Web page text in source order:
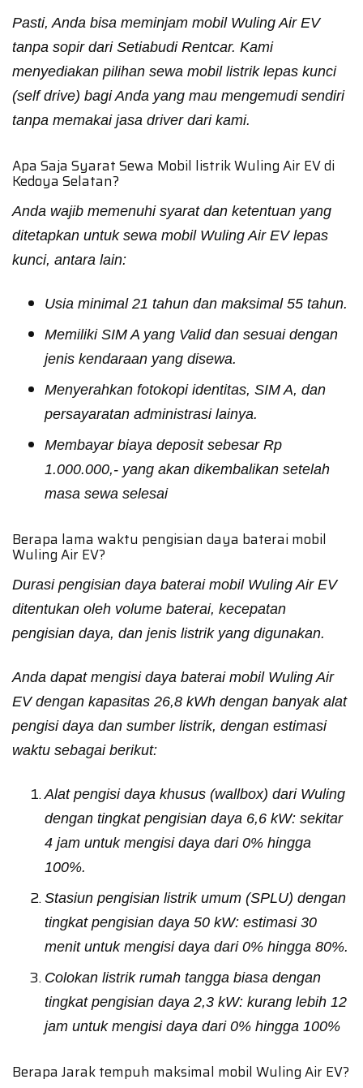
Pasti, Anda bisa meminjam mobil Wuling Air EV
tanpa sopir dari Setiabudi Rentcar. Kami
menyediakan pilihan sewa mobil listrik lepas kunci
(self drive) bagi Anda yang mau mengemudi sendiri
tanpa memakai jasa driver dari kami.
Apa Saja Syarat Sewa Mobil listrik Wuling Air EV di
Kedoya Selatan?
Anda wajib memenuhi syarat dan ketentuan yang
ditetapkan untuk sewa mobil Wuling Air EV lepas
kunci, antara lain:
Usia minimal 21 tahun dan maksimal 55 tahun.
Memiliki SIM A yang Valid dan sesuai dengan
jenis kendaraan yang disewa.
Menyerahkan fotokopi identitas, SIM A, dan
persayaratan administrasi lainya.
Membayar biaya deposit sebesar Rp
1.000.000,- yang akan dikembalikan setelah
masa sewa selesai
Berapa lama waktu pengisian daya baterai mobil
Wuling Air EV?
Durasi pengisian daya baterai mobil Wuling Air EV
ditentukan oleh volume baterai, kecepatan
pengisian daya, dan jenis listrik yang digunakan.
Anda dapat mengisi daya baterai mobil Wuling Air
EV dengan kapasitas 26,8 kWh dengan banyak alat
pengisi daya dan sumber listrik, dengan estimasi
waktu sebagai berikut:
Alat pengisi daya khusus (wallbox) dari Wuling
dengan tingkat pengisian daya 6,6 kW: sekitar
4 jam untuk mengisi daya dari 0% hingga
100%.
Stasiun pengisian listrik umum (SPLU) dengan
tingkat pengisian daya 50 kW: estimasi 30
menit untuk mengisi daya dari 0% hingga 80%.
Colokan listrik rumah tangga biasa dengan
tingkat pengisian daya 2,3 kW: kurang lebih 12
jam untuk mengisi daya dari 0% hingga 100%
Berapa Jarak tempuh maksimal mobil Wuling Air EV?